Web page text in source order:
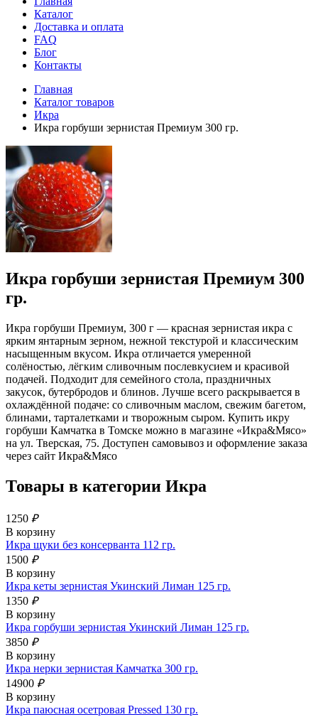
Каталог
Доставка и оплата
FAQ
Блог
Контакты
Главная
Каталог товаров
Икра
Икра горбуши зернистая Премиум 300 гр.
Икра горбуши зернистая Премиум 300
гр.
Икра горбуши Премиум, 300 г — красная зернистая икра с
ярким янтарным зерном, нежной текстурой и классическим
насыщенным вкусом. Икра отличается умеренной
солёностью, лёгким сливочным послевкусием и красивой
подачей. Подходит для семейного стола, праздничных
закусок, бутербродов и блинов. Лучше всего раскрывается в
охлаждённой подаче: со сливочным маслом, свежим багетом,
блинами, тарталетками и творожным сыром. Купить икру
горбуши Камчатка в Томске можно в магазине «Икра&Мясо»
на ул. Тверская, 75. Доступен самовывоз и оформление заказа
через сайт Икра&Мясо
Товары в категории Икра
1250 ₽
В корзину
Икра щуки без консерванта 112 гр.
1500 ₽
В корзину
Икра кеты зернистая Укинский Лиман 125 гр.
1350 ₽
В корзину
Икра горбуши зернистая Укинский Лиман 125 гр.
3850 ₽
В корзину
Икра нерки зернистая Камчатка 300 гр.
14900 ₽
В корзину
Икра паюсная осетровая Pressed 130 гр.